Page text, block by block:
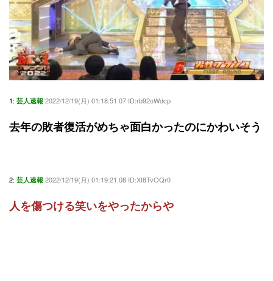
1: 芸人速報 2022/12/19(月) 01:18:51.07 ID:rb92oWdcp
去年の敗者復活がめちゃ面白かったのにかわいそう
2: 芸人速報 2022/12/19(月) 01:19:21.08 ID:Xf8TvOQr0
人を傷つける笑いをやったからや